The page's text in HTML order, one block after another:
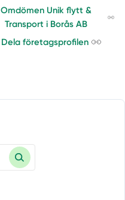
Omdömen Unik flytt &
Transport i Borås AB
Dela företagsprofilen